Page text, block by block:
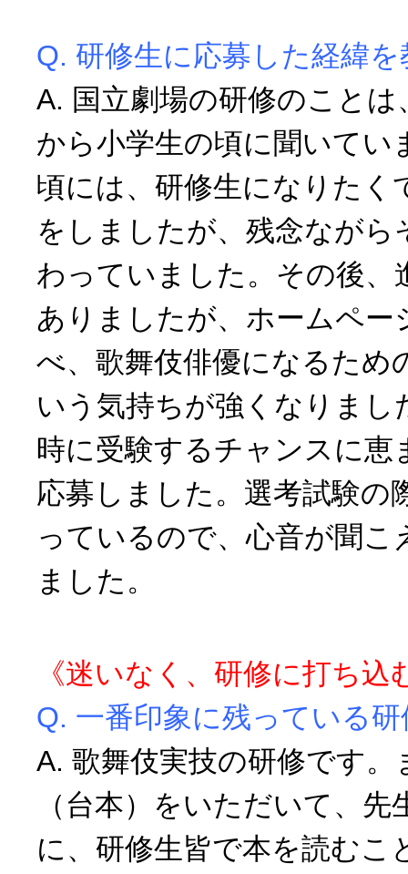
Q. 研修生に応募した経緯
A. 国立劇場の研修のことは
から小学生の頃に聞いてい
頃には、研修生になりたく
をしましたが、残念ながら
わっていました。その後、
ありましたが、ホームペー
べ、歌舞伎俳優になるため
いう気持ちが強くなりまし
時に受験するチャンスに恵
応募しました。選考試験の
っているので、心音が聞こ
ました。
《迷いなく、研修に打ち込
Q. 一番印象に残っている
A. 歌舞伎実技の研修です。
（台本）をいただいて、
に、研修生皆で本を読むこ